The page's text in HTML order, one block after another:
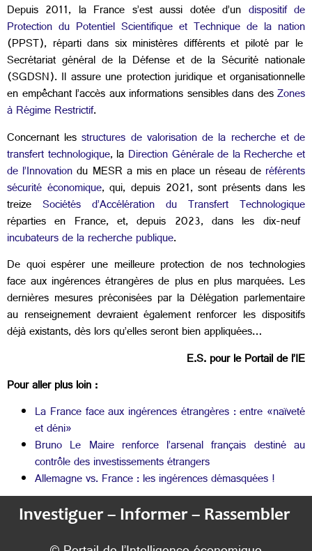
Depuis 2011, la France s’est aussi dotée d’un dispositif de
Protection du Potentiel Scientifique et Technique de la nation
(PPST), réparti dans six ministères différents et piloté par le
Secrétariat général de la Défense et de la Sécurité nationale
(SGDSN). Il assure une protection juridique et organisationnelle
en empêchant l’accès aux informations sensibles dans desZones
à Régime Restrictif.
Concernant lesstructures de valorisation de la recherche et de
transfert technologique, la Direction Générale de la Recherche et
de l’Innovationdu MESR a mis en place un réseau de référents
sécurité économique, qui, depuis 2021, sont présents dans les
treize Sociétés d’Accélération du Transfert Technologique
réparties en France, et, depuis 2023, dans les dix-neuf
incubateurs de la recherche publique.
De quoi espérer une meilleure protection de nos technologies
face aux ingérences étrangères de plus en plus marquées. Les
dernières mesures préconisées par la Délégation parlementaire
au renseignement devraient également renforcer les dispositifs
déjà existants, dès lors qu’elles seront bien appliquées…
E.S. pour le Portail de l’IE
Pour aller plus loin :
La France face aux ingérences étrangères : entre «naïveté
et déni»
Bruno Le Maire renforce l’arsenal français destiné au
contrôle des investissements étrangers
Allemagne vs. France : les ingérences démasquées !
Investiguer – Informer – Rassembler